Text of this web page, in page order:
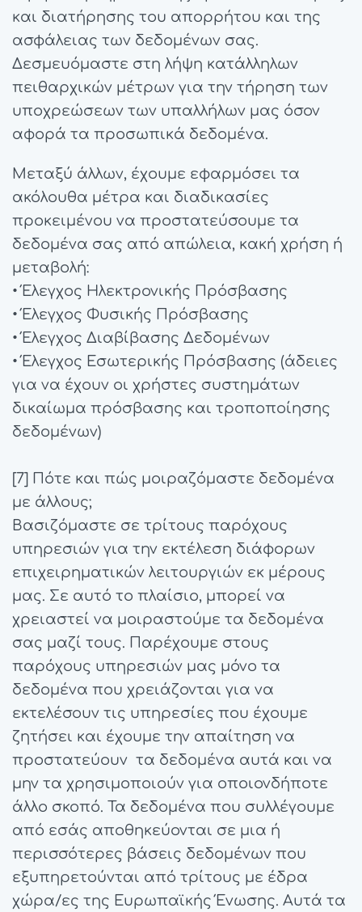
και διατήρησης του απορρήτου και της
ασφάλειας των δεδομένων σας.
Δεσμευόμαστε στη λήψη κατάλληλων
πειθαρχικών μέτρων για την τήρηση των
υποχρεώσεων των υπαλλήλων μας όσον
αφορά τα προσωπικά δεδομένα.
Μεταξύ άλλων, έχουμε εφαρμόσει τα
ακόλουθα μέτρα και διαδικασίες
προκειμένου να προστατεύσουμε τα
δεδομένα σας από απώλεια, κακή χρήση ή
μεταβολή:
• Έλεγχος Ηλεκτρονικής Πρόσβασης
• Έλεγχος Φυσικής Πρόσβασης
• Έλεγχος Διαβίβασης Δεδομένων
• Έλεγχος Eσωτερικής Πρόσβασης (άδειες
για να έχουν οι χρήστες συστημάτων
δικαίωμα πρόσβασης και τροποποίησης
δεδομένων)
[7] Πότε και πώς μοιραζόμαστε δεδομένα
με άλλους;
Βασιζόμαστε σε τρίτους παρόχους
υπηρεσιών για την εκτέλεση διάφορων
επιχειρηματικών λειτουργιών εκ μέρους
μας. Σε αυτό το πλαίσιο, μπορεί να
χρειαστεί να μοιραστούμε τα δεδομένα
σας μαζί τους. Παρέχουμε στους
παρόχους υπηρεσιών μας μόνο τα
δεδομένα που χρειάζονται για να
εκτελέσουν τις υπηρεσίες που έχουμε
ζητήσει και έχουμε την απαίτηση να
προστατεύουν τα δεδομένα αυτά και να
μην τα χρησιμοποιούν για οποιονδήποτε
άλλο σκοπό. Τα δεδομένα που συλλέγουμε
από εσάς αποθηκεύονται σε μια ή
περισσότερες βάσεις δεδομένων που
εξυπηρετούνται από τρίτους με έδρα
χώρα/ες της Ευρωπαϊκής Ένωσης. Αυτά τα